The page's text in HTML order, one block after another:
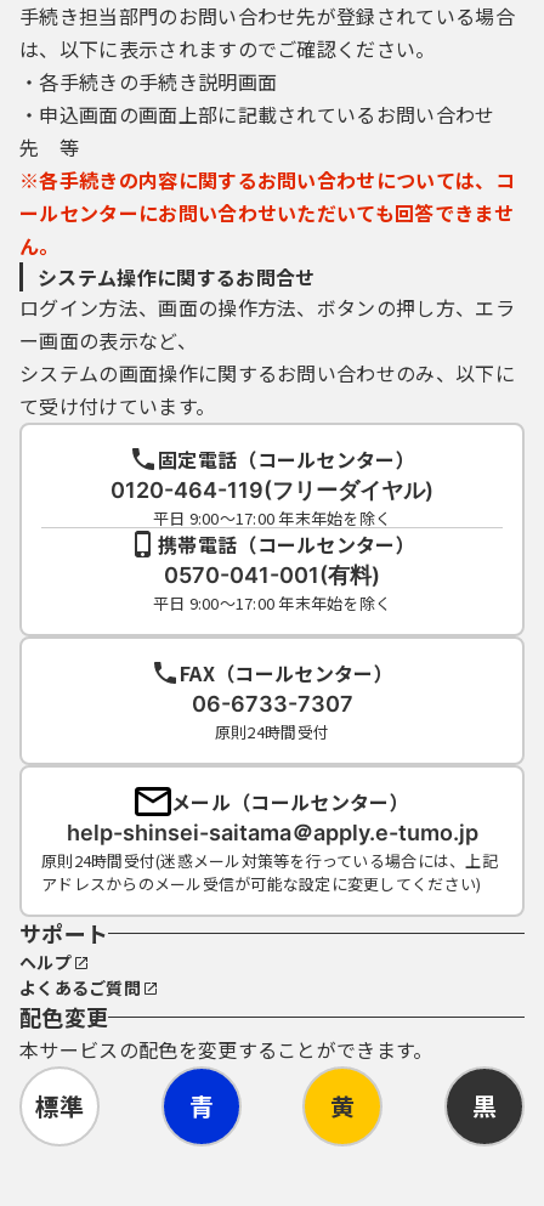
手続き担当部門のお問い合わせ先が登録されている場合
は、以下に表示されますのでご確認ください。
・各手続きの手続き説明画面
・申込画面の画面上部に記載されているお問い合わせ
先 等
※各手続きの内容に関するお問い合わせについては、コ
ールセンターにお問い合わせいただいても回答できませ
ん。
システム操作に関するお問合せ
ログイン方法、画面の操作方法、ボタンの押し方、エラ
ー画面の表示など、
システムの画面操作に関するお問い合わせのみ、以下に
て受け付けています。
固定電話（コールセンター）
0120-464-119(フリーダイヤル)
平日 9:00～17:00 年末年始を除く
携帯電話（コールセンター）
0570-041-001(有料)
平日 9:00～17:00 年末年始を除く
FAX（コールセンター）
06-6733-7307
原則24時間受付
メール（コールセンター）
help-shinsei-saitama＠apply.e-tumo.jp
原則24時間受付(迷惑メール対策等を行っている場合には、上記
アドレスからのメール受信が可能な設定に変更してください)
サポート
ヘルプ
よくあるご質問
配色変更
本サービスの配色を変更することができます。
標準 青 黄 黒